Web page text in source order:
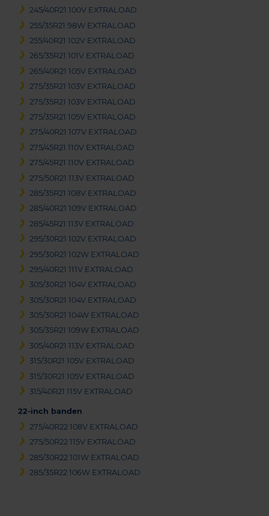
245/40R21 100V EXTRALOAD
255/35R21 98W EXTRALOAD
255/40R21 102V EXTRALOAD
265/35R21 101V EXTRALOAD
265/40R21 105V EXTRALOAD
275/35R21 103V EXTRALOAD
275/35R21 103V EXTRALOAD
275/35R21 105V EXTRALOAD
275/40R21 107V EXTRALOAD
275/45R21 110V EXTRALOAD
275/45R21 110V EXTRALOAD
275/50R21 113V EXTRALOAD
285/35R21 108V EXTRALOAD
285/40R21 109V EXTRALOAD
285/45R21 113V EXTRALOAD
295/30R21 102V EXTRALOAD
295/30R21 102W EXTRALOAD
295/40R21 111V EXTRALOAD
305/30R21 104V EXTRALOAD
305/30R21 104V EXTRALOAD
305/30R21 104W EXTRALOAD
305/35R21 109W EXTRALOAD
305/40R21 113V EXTRALOAD
315/30R21 105V EXTRALOAD
315/30R21 105V EXTRALOAD
315/40R21 115V EXTRALOAD
22-inch banden
275/40R22 108V EXTRALOAD
275/50R22 115V EXTRALOAD
285/30R22 101W EXTRALOAD
285/35R22 106W EXTRALOAD